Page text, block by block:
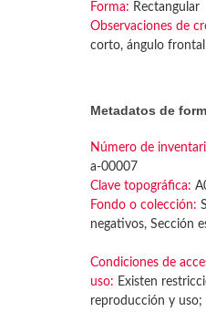
Forma: Rectangular
Observaciones de
corto, ángulo frontal
Metadatos de
Número de
a-00007
Clave topográfica:
Fondo o colección:
negativos, Sección
Condiciones de
uso: Existen
reproducción y uso;